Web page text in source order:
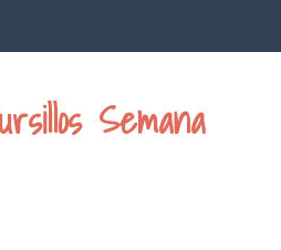
Semana